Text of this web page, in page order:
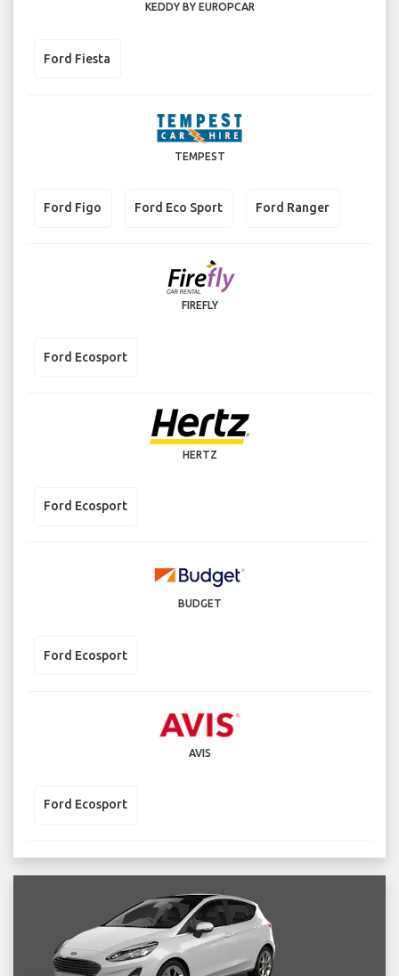
KEDDY BY EUROPCAR
Ford Fiesta
TEMPEST
Ford Figo Ford Eco Sport Ford Ranger
FIREFLY
Ford Ecosport
HERTZ
Ford Ecosport
BUDGET
Ford Ecosport
AVIS
Ford Ecosport